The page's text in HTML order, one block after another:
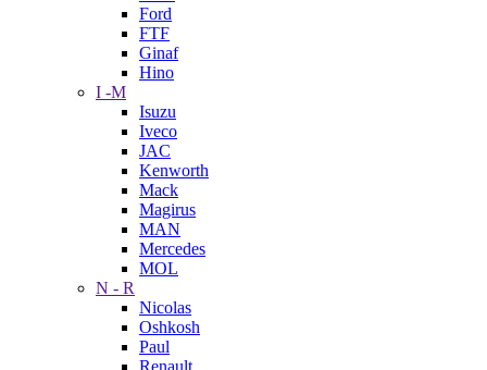
Ford
FTF
Ginaf
Hino
I -M
Isuzu
Iveco
JAC
Kenworth
Mack
Magirus
MAN
Mercedes
MOL
N - R
Nicolas
Oshkosh
Paul
Renault